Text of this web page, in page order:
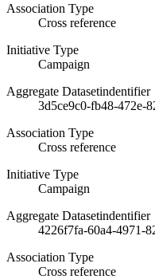
Association Type
Cross reference
Initiative Type
Campaign
Aggregate Datasetindentifier
3d5ce9c0-fb48-472e-
Association Type
Cross reference
Initiative Type
Campaign
Aggregate Datasetindentifier
4226f7fa-60a4-4971-
Association Type
Cross reference